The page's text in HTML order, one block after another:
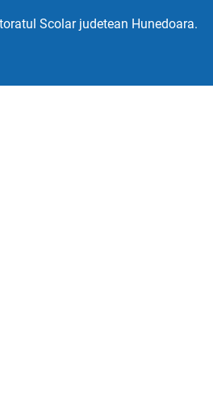
Scolar judetean Hunedoara.